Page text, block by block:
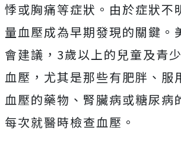
悸或胸痛等症狀。由於症狀不
量血壓成為早期發現的關鍵。
會建議，3歲以上的兒童及青
血壓，尤其是那些有肥胖、服
血壓的藥物、腎臟病或糖尿病
每次就醫時檢查血壓。